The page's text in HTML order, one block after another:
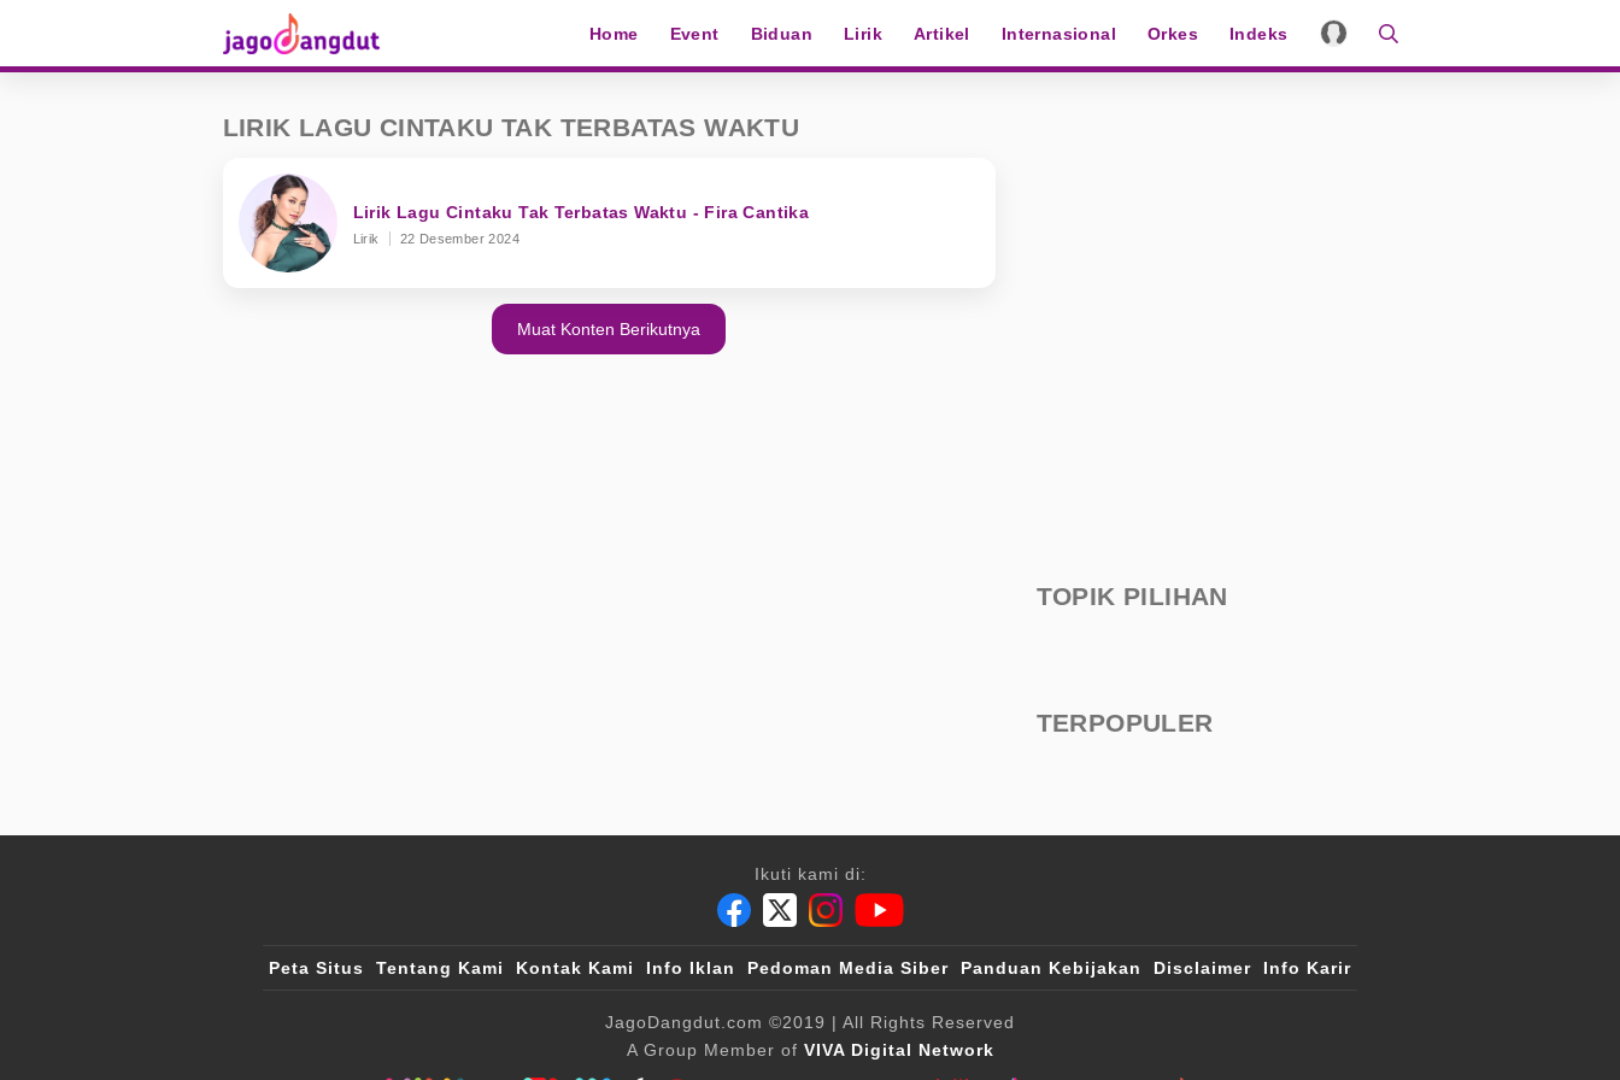
Home Event Biduan Lirik Artikel Internasional Orkes Indeks
LIRIK LAGU CINTAKU TAK TERBATAS WAKTU
Lirik Lagu Cintaku Tak Terbatas Waktu - Fira Cantika
Lirik 22 Desember 2024
Muat Konten Berikutnya
TOPIK PILIHAN
TERPOPULER
Ikuti kami di:
Peta Situs Tentang Kami Kontak Kami Info Iklan Pedoman Media Siber Panduan Kebijakan Disclaimer Info Karir
JagoDangdut.com ©2019 | All Rights Reserved
A Group Member of VIVA Digital Network